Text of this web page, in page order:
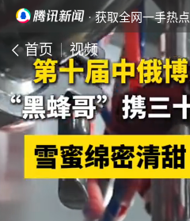
· 获取全网一手热点
首页 视频